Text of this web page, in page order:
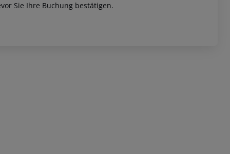
Sie Ihre Buchung bestätigen.